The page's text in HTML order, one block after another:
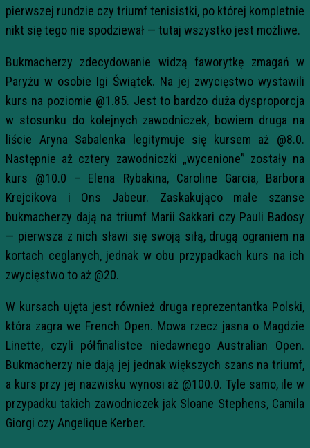
pierwszej rundzie czy triumf tenisistki, po której kompletnie
nikt się tego nie spodziewał — tutaj wszystko jest możliwe.
Bukmacherzy zdecydowanie widzą faworytkę zmagań w
Paryżu w osobie Igi Świątek. Na jej zwycięstwo wystawili
kurs na poziomie @1.85. Jest to bardzo duża dysproporcja
w stosunku do kolejnych zawodniczek, bowiem druga na
liście Aryna Sabalenka legitymuje się kursem aż @8.0.
Następnie aż cztery zawodniczki „wycenione” zostały na
kurs @10.0 – Elena Rybakina, Caroline Garcia, Barbora
Krejcikova i Ons Jabeur. Zaskakująco małe szanse
bukmacherzy dają na triumf Marii Sakkari czy Pauli Badosy
— pierwsza z nich sławi się swoją siłą, drugą ograniem na
kortach ceglanych, jednak w obu przypadkach kurs na ich
zwycięstwo to aż @20.
W kursach ujęta jest również druga reprezentantka Polski,
która zagra we French Open. Mowa rzecz jasna o Magdzie
Linette, czyli półfinalistce niedawnego Australian Open.
Bukmacherzy nie dają jej jednak większych szans na triumf,
a kurs przy jej nazwisku wynosi aż @100.0. Tyle samo, ile w
przypadku takich zawodniczek jak Sloane Stephens, Camila
Giorgi czy Angelique Kerber.